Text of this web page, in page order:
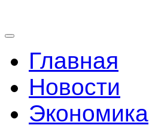
Главная
Новости
Экономика